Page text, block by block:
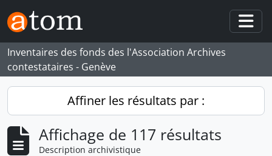
Skip to main content
Inventaires des fonds des l'Association Archives
contestataires - Genève
Affiner les résultats par :
Affichage de 117 résultats
Description archivistique